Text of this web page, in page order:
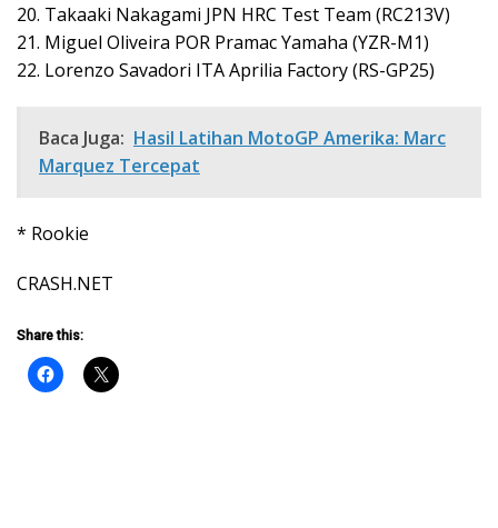
20. Takaaki Nakagami JPN HRC Test Team (RC213V)
21. Miguel Oliveira POR Pramac Yamaha (YZR-M1)
22. Lorenzo Savadori ITA Aprilia Factory (RS-GP25)
Baca Juga: Hasil Latihan MotoGP Amerika: Marc
Marquez Tercepat
* Rookie
CRASH.NET
Share this: